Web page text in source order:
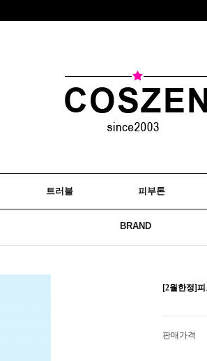
트러블 피부톤
BRAND
[2월한정]피
판매가격